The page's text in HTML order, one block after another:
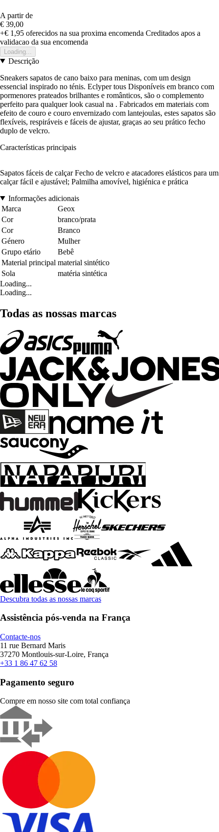
A partir de
€ 39,00
+€ 1,95 oferecidos na sua proxima encomenda Creditados apos a
validacao da sua encomenda
Loading...
Descrição
Sneakers sapatos de cano baixo para meninas, com um design
essencial inspirado no ténis. Eclyper tous Disponíveis em branco com
pormenores prateados brilhantes e românticos, são o complemento
perfeito para qualquer look casual na . Fabricados em materiais com
efeito de couro e couro envernizado com lantejoulas, estes sapatos são
flexíveis, respiráveis e fáceis de ajustar, graças ao seu prático fecho
duplo de velcro.
Características principais
Sapatos fáceis de calçar Fecho de velcro e atacadores elásticos para um
calçar fácil e ajustável; Palmilha amovível, higiénica e prática
Informações adicionais
Marca
Geox
Cor
branco/prata
Cor
Branco
Género
Mulher
Grupo etário
Bebê
Material principal material sintético
Sola
matéria sintética
Loading...
Loading...
Todas as nossas marcas
Descubra todas as nossas marcas
Assistência pós-venda na França
Contacte-nos
11 rue Bernard Maris
37270 Montlouis-sur-Loire, França
+33 1 86 47 62 58
Pagamento seguro
Compre em nosso site com total confiança